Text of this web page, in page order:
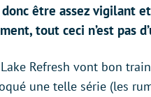
être assez vigilant
tout ceci n’est pas
Refresh vont bon
une telle série (les